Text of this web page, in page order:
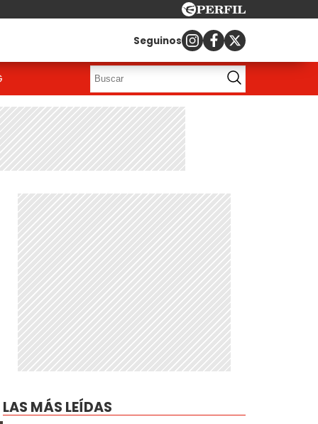
Seguinos
LAS MÁS LEÍDAS